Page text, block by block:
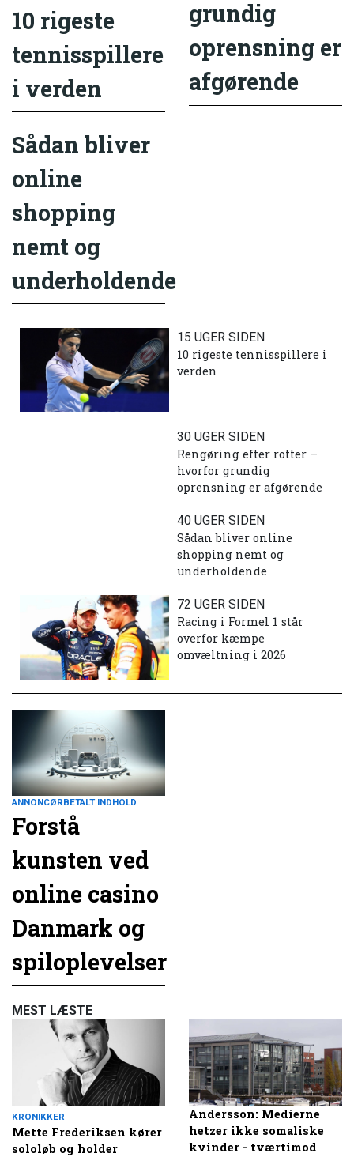
10 rigeste
tennisspillere
i verden
grundig
oprensning er
afgørende
Sådan bliver
online
shopping
nemt og
underholdende
15 UGER SIDEN
10 rigeste tennisspillere i
verden
30 UGER SIDEN
Rengøring efter rotter –
hvorfor grundig
oprensning er afgørende
40 UGER SIDEN
Sådan bliver online
shopping nemt og
underholdende
72 UGER SIDEN
Racing i Formel 1 står
overfor kæmpe
omvæltning i 2026
ANNONCØRBETALT INDHOLD
Forstå
kunsten ved
online casino
Danmark og
spiloplevelser
MEST LÆSTE
KRONIKKER
Mette Frederiksen kører
sololøb og holder
Andersson: Medierne
hetzer ikke somaliske
kvinder - tværtimod